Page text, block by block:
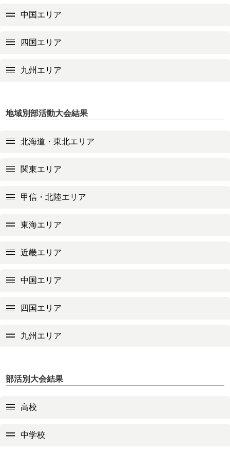
中国エリア
四国エリア
九州エリア
地域別部活動大会結果
北海道・東北エリア
関東エリア
甲信・北陸エリア
東海エリア
近畿エリア
中国エリア
四国エリア
九州エリア
部活別大会結果
高校
中学校